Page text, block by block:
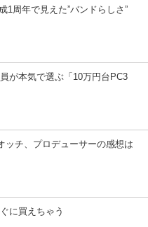
1周年で見えた”バンドらしさ”
が本気で選ぶ「10万円台PC3
ッチ、プロデューサーの感想は
に買えちゃう